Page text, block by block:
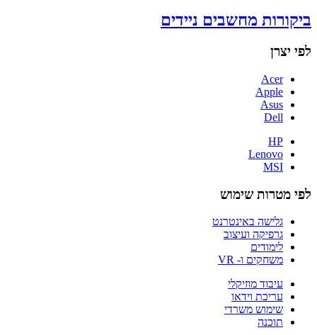
ביקורות מחשבים ניידים
לפי יצרן
Acer
Apple
Asus
Dell
HP
Lenovo
MSI
לפי מטרות שימוש
גלישה באינטרנט
גרפיקה ועיצוב
לימודים
משחקים ו- VR
עיבוד מוזיקלי
עריכת וידאו
שימוש משרדי
תוכנה